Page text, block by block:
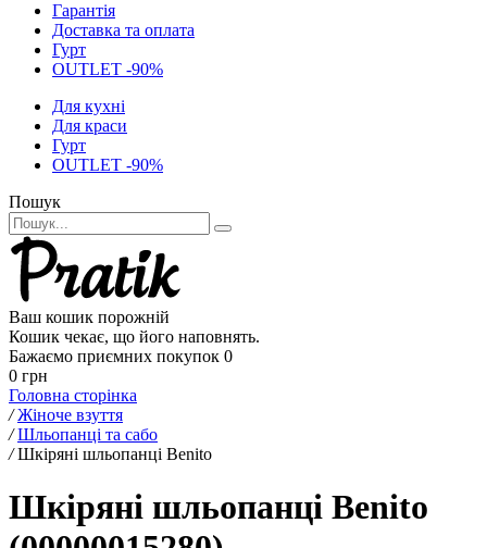
Гарантія
Доставка та оплата
Гурт
OUTLET -90%
Для кухні
Для краси
Гурт
OUTLET -90%
Пошук
Ваш кошик порожній
Кошик чекає, що його наповнять.
Бажаємо приємних покупок 0
0 грн
Головна сторінка
/ Жіноче взуття
/ Шльопанці та сабо
/ Шкіряні шльопанці Benito
Шкіряні шльопанці Benito